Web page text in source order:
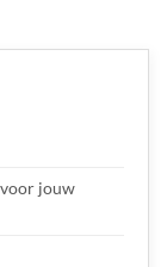
jouw